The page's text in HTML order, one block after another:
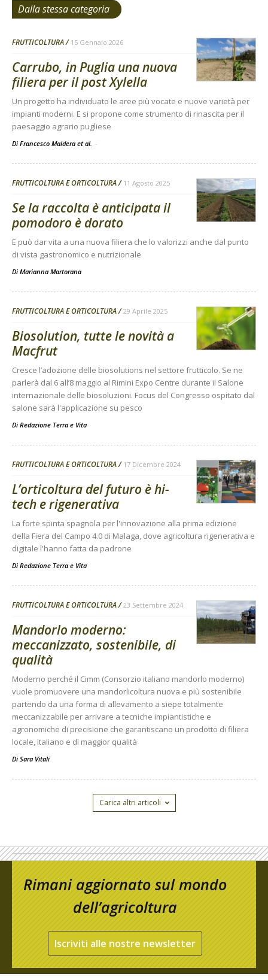
Dalla stessa categoria
FRUTTICOLTURA 15 Gennaio 2026
Carrubo, in Puglia una nuova
filiera per il post Xylella
Un progetto ha individuato le aree più vocate e nuove varietà per
impianti moderni. E si propone come strumento di rinascita per il
paesaggio agrario pugliese
Di Francesco Maldera et al. -
FRUTTICOLTURA E ORTICOLTURA 11 Agosto 2025
Se la raccolta è anticipata il
pomodoro è dorato
E può dar vita a una nuova filiera che lo valorizzi anche dal punto
di vista gastronomico e nutrizionale
Di Marianna Martorana
FRUTTICOLTURA E ORTICOLTURA 29 Aprile 2025
Biosolution, tutte le novità a
Macfrut
Cresce l’adozione delle biosolutions nel settore frutticolo. Se ne
parlerà dal 6 all’8 maggio al Rimini Expo Centre durante il Salone
internazionale delle biosoluzioni. Focus del Congresso ospitato dal
salone sarà l'applicazione su pesco
Di Redazione Terra e Vita
FRUTTICOLTURA E ORTICOLTURA 17 Dicembre 2024
L’orticoltura del futuro è hi-
tech e rigenerativa
La forte spinta spagnola per l'innovazione alla prima edizione
della Fiera del Campo 4.0 di Malaga, dove agricoltura rigenerativa e
digitale l'hanno fatta da padrone
Di Redazione Terra e Vita
FRUTTICOLTURA E ORTICOLTURA 23 Settembre 2024
Mandorlo moderno:
meccanizzato, sostenibile, di
qualità
Moderno perché il Cimm (Consorzio italiano mandorlo moderno)
vuole promuovere una mandorlicoltura nuova e più sostenibile
partendo da una forma di allevamento a siepe totalmente
meccanizzabile per arrivare a tecniche impiantistiche e
agronomiche di precisione che garantiscano un prodotto di filiera
locale, italiano e di maggior qualità
Di Sara Vitali
Carica altri articoli
Rimani aggiornato sul mondo
dell’agricoltura
Iscriviti alle nostre newsletter